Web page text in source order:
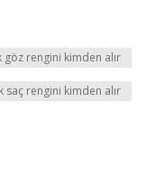
göz rengini kimden alır
saç rengini kimden alır